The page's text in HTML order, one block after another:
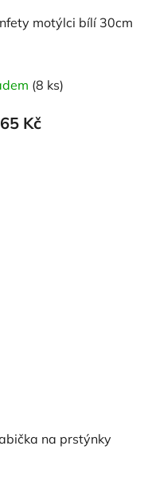
motýlci bílí 30cm
(8 ks)
65 Kč
na prstýnky